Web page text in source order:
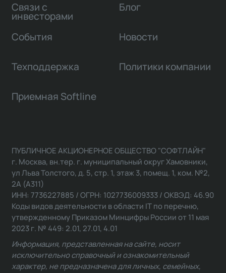
Связи с
инвесторами
Блог
События Новости
Техподдержка Политики компании
Приемная Softline
ПУБЛИЧНОЕ АКЦИОНЕРНОЕ ОБЩЕСТВО "СОФТЛАЙН"
г. Москва, вн.тер. г. муниципальный округ Хамовники,
ул Льва Толстого, д. 5, стр. 1, этаж 3, помещ. 1, ком. №2,
2А (А311)
ИНН: 7736227885 / ОГРН: 1027736009333 / ОКВЭД: 46.90
Коды видов деятельности в области IT по перечню,
утвержденному Приказом Минцифры России от 11 мая
2023 г. № 449: 2.01, 27.01, 4.01
Информация, представленная на сайте, носит
исключительно справочный и ознакомительный
характер, не предназначена для личных, семейных,